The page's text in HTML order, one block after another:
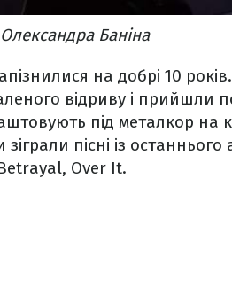
Баніна
на добрі 10
відриву і прийшли
під металкор на
пісні із
Over It.